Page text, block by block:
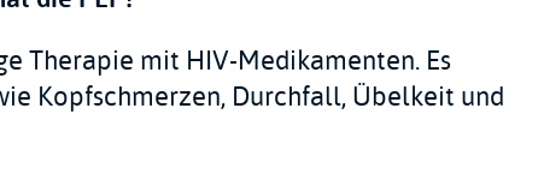
Therapie mit HIV-Medikamenten. Es
Kopfschmerzen, Durchfall, Übelkeit und